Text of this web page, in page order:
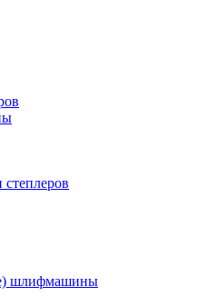
степлеров
шлифмашины